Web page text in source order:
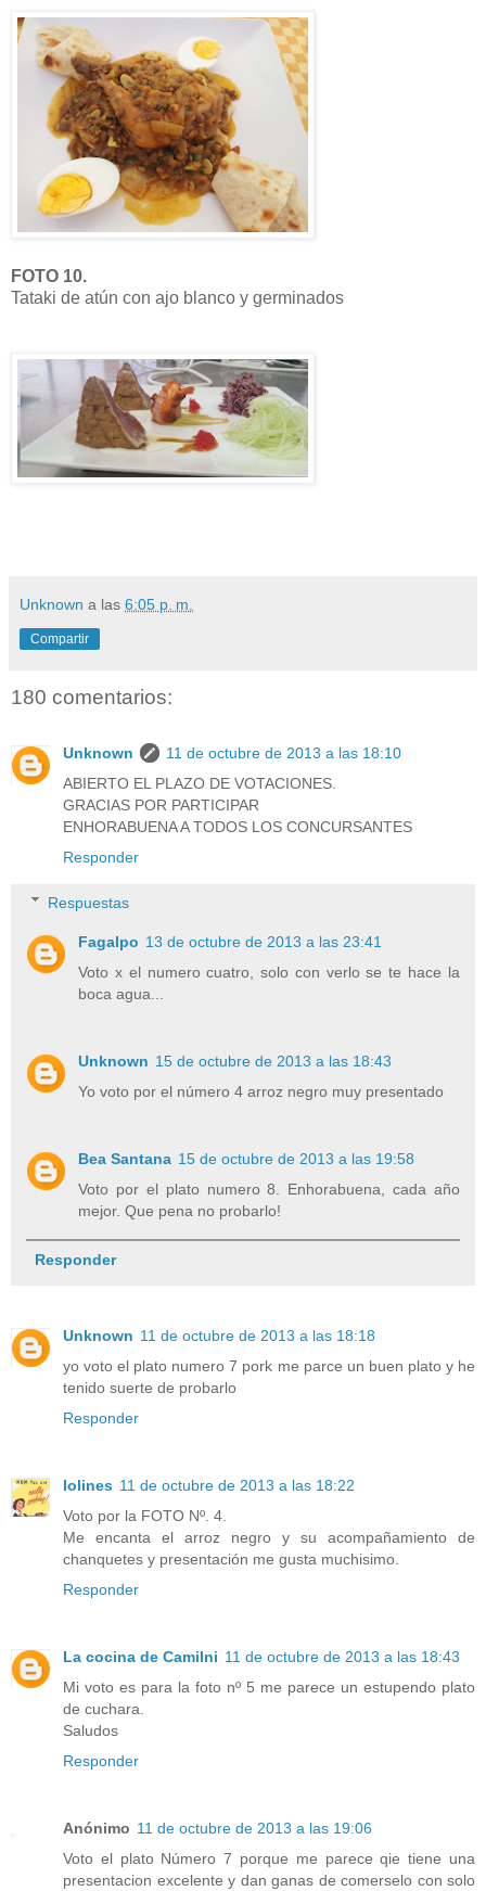
FOTO 10.
Tataki de atún con ajo blanco y germinados
Unknown a las 6:05 p. m.
Compartir
180 comentarios:
Unknown
11 de octubre de 2013 a las 18:10
ABIERTO EL PLAZO DE VOTACIONES.
GRACIAS POR PARTICIPAR
ENHORABUENA A TODOS LOS CONCURSANTES
Responder
Respuestas
Fagalpo 13 de octubre de 2013 a las 23:41
Voto x el numero cuatro, solo con verlo se te hace la
boca agua...
Unknown 15 de octubre de 2013 a las 18:43
Yo voto por el número 4 arroz negro muy presentado
Bea Santana 15 de octubre de 2013 a las 19:58
Voto por el plato numero 8. Enhorabuena, cada año
mejor. Que pena no probarlo!
Responder
Unknown 11 de octubre de 2013 a las 18:18
yo voto el plato numero 7 pork me parce un buen plato y he
tenido suerte de probarlo
Responder
lolines 11 de octubre de 2013 a las 18:22
Voto por la FOTO Nº. 4.
Me encanta el arroz negro y su acompañamiento de
chanquetes y presentación me gusta muchisimo.
Responder
La cocina de Camilni 11 de octubre de 2013 a las 18:43
Mi voto es para la foto nº 5 me parece un estupendo plato
de cuchara.
Saludos
Responder
Anónimo 11 de octubre de 2013 a las 19:06
Voto el plato Número 7 porque me parece qie tiene una
presentacion excelente y dan ganas de comerselo con solo